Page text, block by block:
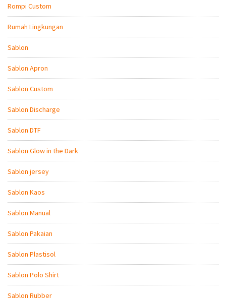
Rompi Custom
Rumah Lingkungan
Sablon
Sablon Apron
Sablon Custom
Sablon Discharge
Sablon DTF
Sablon Glow in the Dark
Sablon jersey
Sablon Kaos
Sablon Manual
Sablon Pakaian
Sablon Plastisol
Sablon Polo Shirt
Sablon Rubber